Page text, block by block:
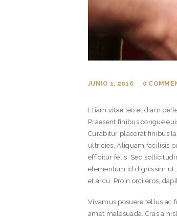
JUNIO 1, 2016 0
Etiam vitae leo et diam
Praesent finibus congue
Curabitur placerat finibus
ultricies. Aliquam facilisis
efficitur felis. Sed
elementum id dignissim
et arcu. Proin orci eros,
Vivamus posuere tellus ac
amet malesuada. Cras a